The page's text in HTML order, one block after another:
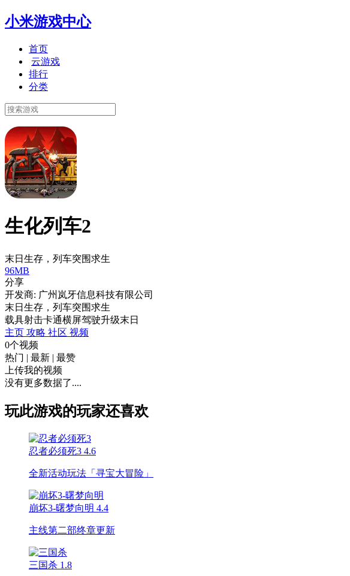
小米游戏中心
首页
云游戏
排行
分类
生化列车2
末日生存，列车突围求生
96MB
分享
开发商: 广州岚牙信息科技有限公司
末日生存，列车突围求生
载具射击卡通横屏驾驶升级末日
主页 攻略 社区 视频
0个视频
热门 | 最新 | 最赞
上传我的视频
没有更多数据了....
玩此游戏的玩家还喜欢
忍者必须死3 4.6
全新活动玩法「寻宝大冒险」
崩坏3-曙梦向明 4.4
主线第二部终章更新
三国杀 1.8